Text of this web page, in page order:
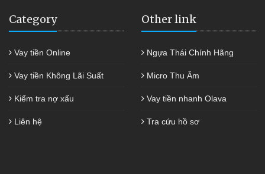
Category
Vay tiền Online
Vay tiền Không Lãi Suất
Kiểm tra nợ xấu
Liên hệ
Other link
Ngựa Thái Chính Hãng
Micro Thu Âm
Vay tiền nhanh Olava
Tra cứu hồ sơ